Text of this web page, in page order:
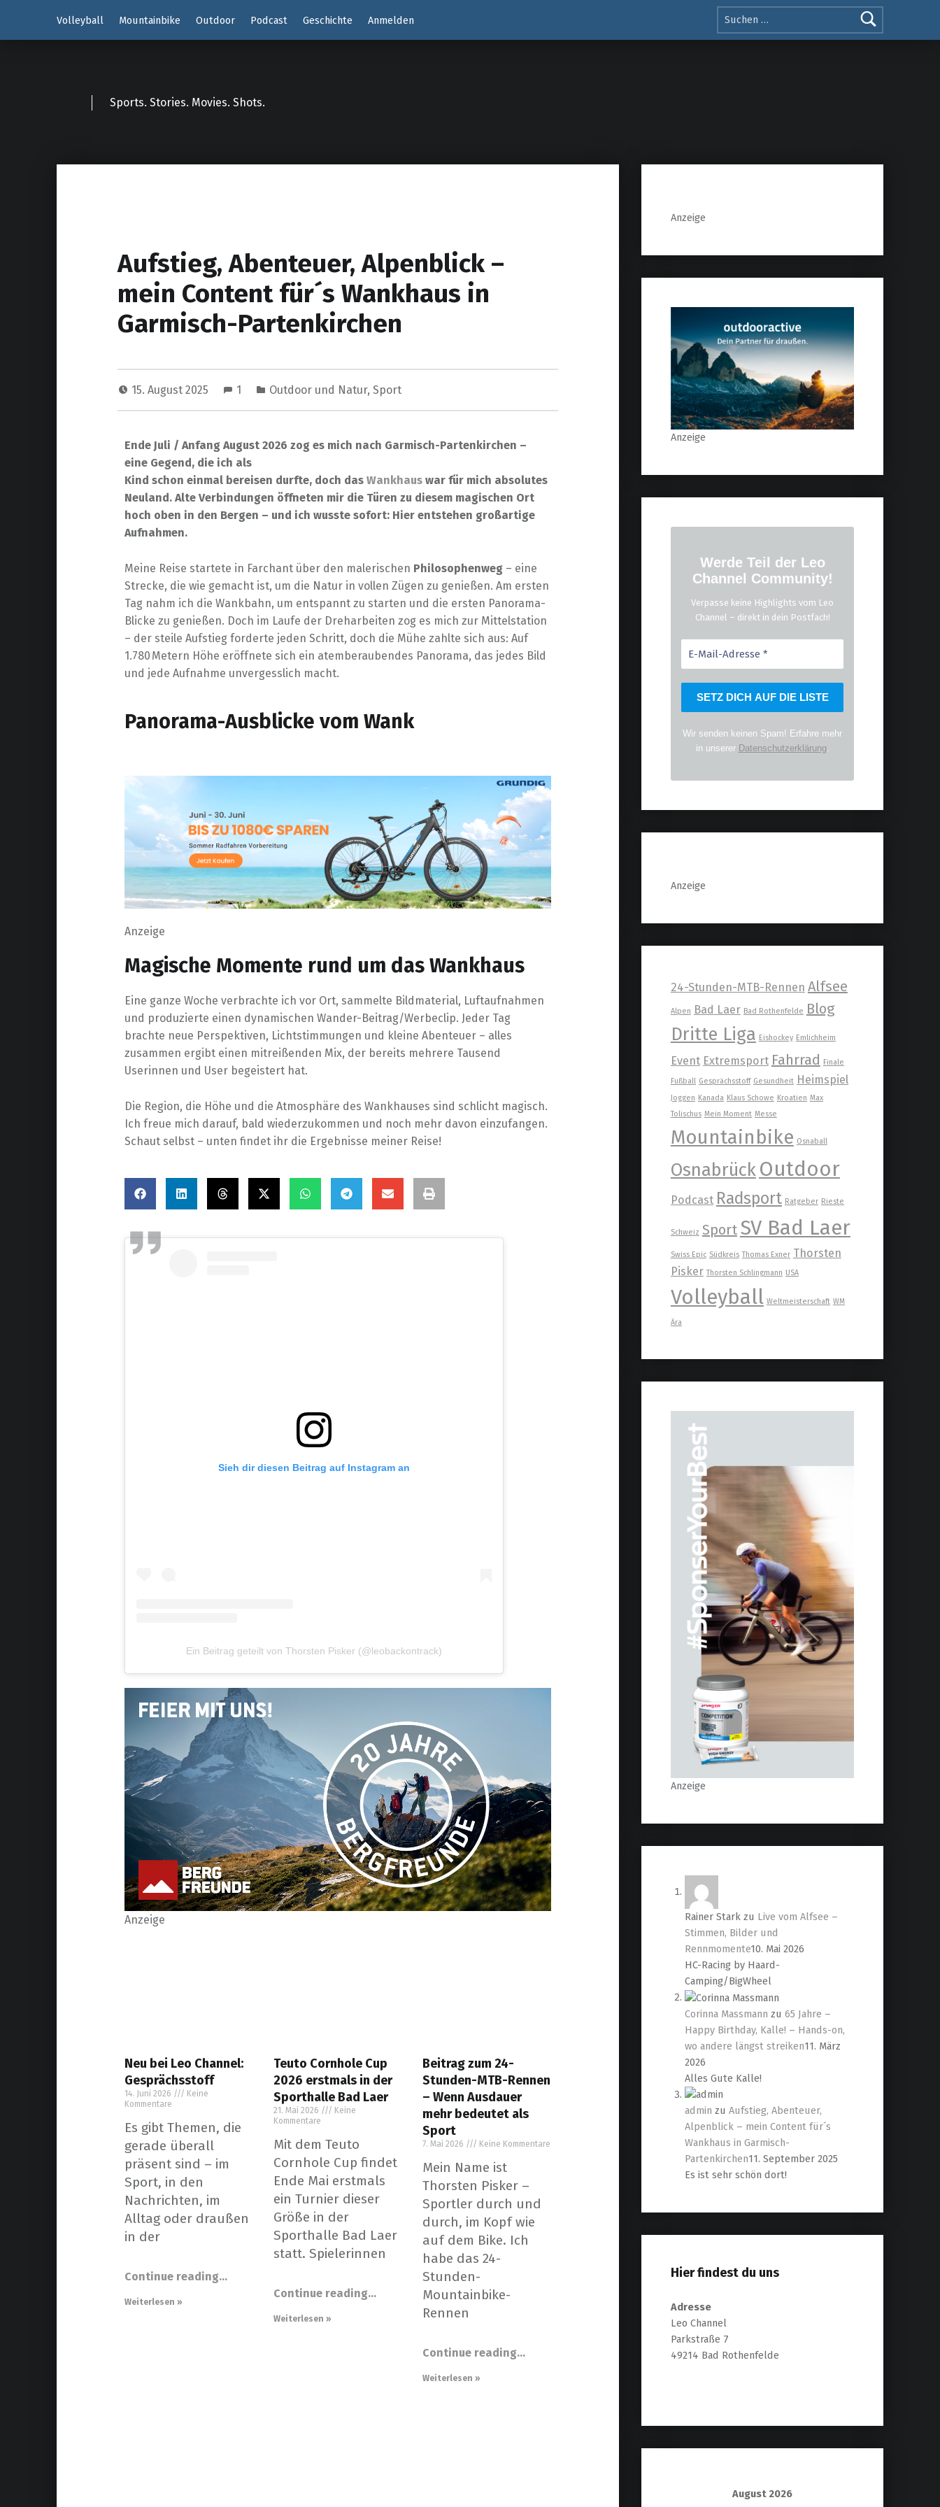
Volleyball Mountainbike Outdoor Podcast Geschichte Anmelden
Sports. Stories. Movies. Shots.
Aufstieg, Abenteuer, Alpenblick –
mein Content für´s Wankhaus in
Garmisch-Partenkirchen
15. August 2025 1 Outdoor und Natur, Sport
Ende Juli / Anfang August 2026 zog es mich nach Garmisch-Partenkirchen –
eine Gegend, die ich als
Kind schon einmal bereisen durfte, doch das Wankhauswar für mich absolutes
Neuland. Alte Verbindungen öffneten mir die Türen zu diesem magischen Ort
hoch oben in den Bergen – und ich wusste sofort: Hier entstehen großartige
Aufnahmen.
Meine Reise startete in Farchant über den malerischen Philosophenweg– eine
Strecke, die wie gemacht ist, um die Natur in vollen Zügen zu genießen. Am ersten
Tag nahm ich die Wankbahn, um entspannt zu starten und die ersten Panorama-
Blicke zu genießen. Doch im Laufe der Dreharbeiten zog es mich zur Mittelstation
– der steile Aufstieg forderte jeden Schritt, doch die Mühe zahlte sich aus: Auf
1.780 Metern Höhe eröffnete sich ein atemberaubendes Panorama, das jedes Bild
und jede Aufnahme unvergesslich macht.
Panorama-Ausblicke vom Wank
Anzeige
Magische Momente rund um das Wankhaus
Eine ganze Woche verbrachte ich vor Ort, sammelte Bildmaterial, Luftaufnahmen
und produzierte einen dynamischen Wander-Beitrag/Werbeclip. Jeder Tag
brachte neue Perspektiven, Lichtstimmungen und kleine Abenteuer – alles
zusammen ergibt einen mitreißenden Mix, der bereits mehrere Tausend
Userinnen und User begeistert hat.
Die Region, die Höhe und die Atmosphäre des Wankhauses sind schlicht magisch.
Ich freue mich darauf, bald wiederzukommen und noch mehr davon einzufangen.
Schaut selbst – unten findet ihr die Ergebnisse meiner Reise!
Sieh dir diesen Beitrag auf Instagram an
Ein Beitrag geteilt von Thorsten Pisker (@leobackontrack)
Anzeige
Neu bei Leo Channel:
Gesprächsstoff
14. Juni 2026
Keine
Kommentare
Es gibt Themen, die
gerade überall
präsent sind – im
Sport, in den
Nachrichten, im
Alltag oder draußen
in der
Continue reading…
Weiterlesen »
Teuto Cornhole Cup
2026 erstmals in der
Sporthalle Bad Laer
21. Mai 2026
Keine
Kommentare
Mit dem Teuto
Cornhole Cup findet
Ende Mai erstmals
ein Turnier dieser
Größe in der
Sporthalle Bad Laer
statt. Spielerinnen
Continue reading…
Weiterlesen »
Beitrag zum 24-
Stunden-MTB-Rennen
– Wenn Ausdauer
mehr bedeutet als
Sport
7. Mai 2026 Keine Kommentare
Mein Name ist
Thorsten Pisker –
Sportler durch und
durch, im Kopf wie
auf dem Bike. Ich
habe das 24-
Stunden-
Mountainbike-
Rennen
Continue reading…
Weiterlesen »
Anzeige
Anzeige
Werde Teil der Leo
Channel Community!
Verpasse keine Highlights vom Leo
Channel – direkt in dein Postfach!
Wir senden keinen Spam! Erfahre mehr
in unserer Datenschutzerklärung.
Anzeige
24-Stunden-MTB-Rennen Alfsee
Alpen Bad Laer Bad Rothenfelde Blog
Dritte Liga Eishockey Emlichheim
Event Extremsport Fahrrad Finale
Fußball Gesprächsstoff Gesundheit Heimspiel
Joggen Kanada Klaus Schowe Kroatien Max
Tolischus Mein Moment Messe
Mountainbike Osnaball
OsnabrückOutdoor
Podcast Radsport Ratgeber Rieste
Schweiz Sport SV Bad Laer
Swiss Epic Südkreis Thomas Exner Thorsten
Pisker Thorsten Schlingmann USA
Volleyball Weltmeisterschaft WM
Ära
Anzeige
Rainer Starkzu Live vom Alfsee –
Stimmen, Bilder und
Rennmomente10. Mai 2026
HC-Racing by Haard-
Camping/BigWheel
Corinna Massmann zu 65 Jahre –
Happy Birthday, Kalle! – Hands-on,
wo andere längst streiken11. März
2026
Alles Gute Kalle!
admin zu Aufstieg, Abenteuer,
Alpenblick – mein Content für´s
Wankhaus in Garmisch-
Partenkirchen11. September 2025
Es ist sehr schön dort!
Hier findest du uns
Adresse
Leo Channel
Parkstraße 7
49214 Bad Rothenfelde
August 2026